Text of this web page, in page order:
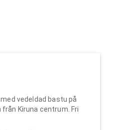
vedeldad bastu på
Kiruna centrum. Fri